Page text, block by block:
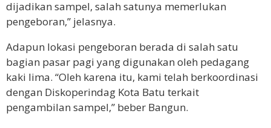
dijadikan sampel, salah satunya memerlukan
pengeboran,” jelasnya.
Adapun lokasi pengeboran berada di salah satu
bagian pasar pagi yang digunakan oleh pedagang
kaki lima. “Oleh karena itu, kami telah berkoordinasi
dengan Diskoperindag Kota Batu terkait
pengambilan sampel,” beber Bangun.